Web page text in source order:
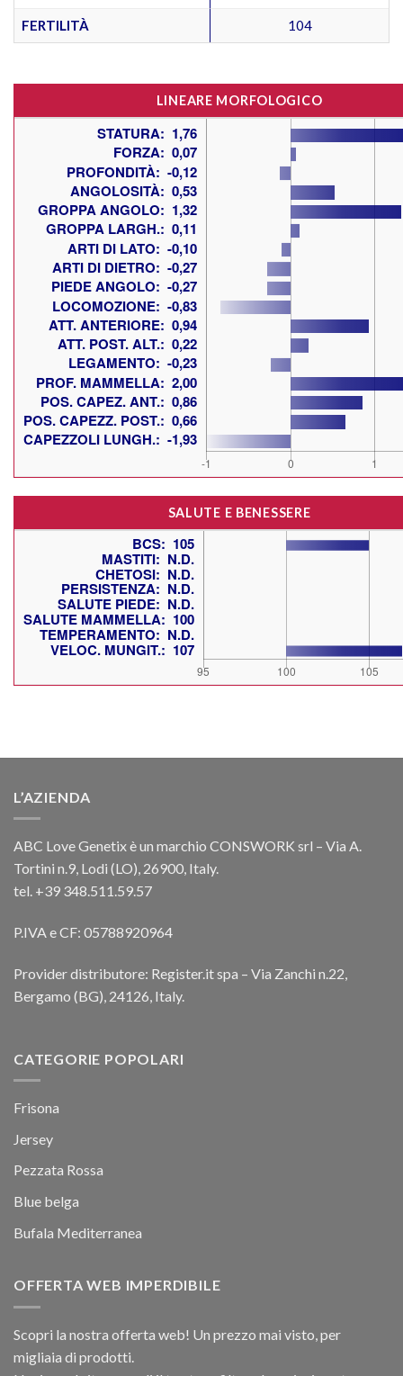
FERTILITÀ 104
LINEARE MORFOLOGICO
SALUTE E BENESSERE
L’AZIENDA
ABC Love Genetix è un marchio CONSWORK srl – Via A.
Tortini n.9, Lodi (LO), 26900, Italy.
tel. +39 348.511.59.57
P.IVA e CF: 05788920964
Provider distributore: Register.it spa – Via Zanchi n.22,
Bergamo (BG), 24126, Italy.
CATEGORIE POPOLARI
Frisona
Jersey
Pezzata Rossa
Blue belga
Bufala Mediterranea
OFFERTA WEB IMPERDIBILE
Scopri la nostra offerta web! Un prezzo mai visto, per
migliaia di prodotti.